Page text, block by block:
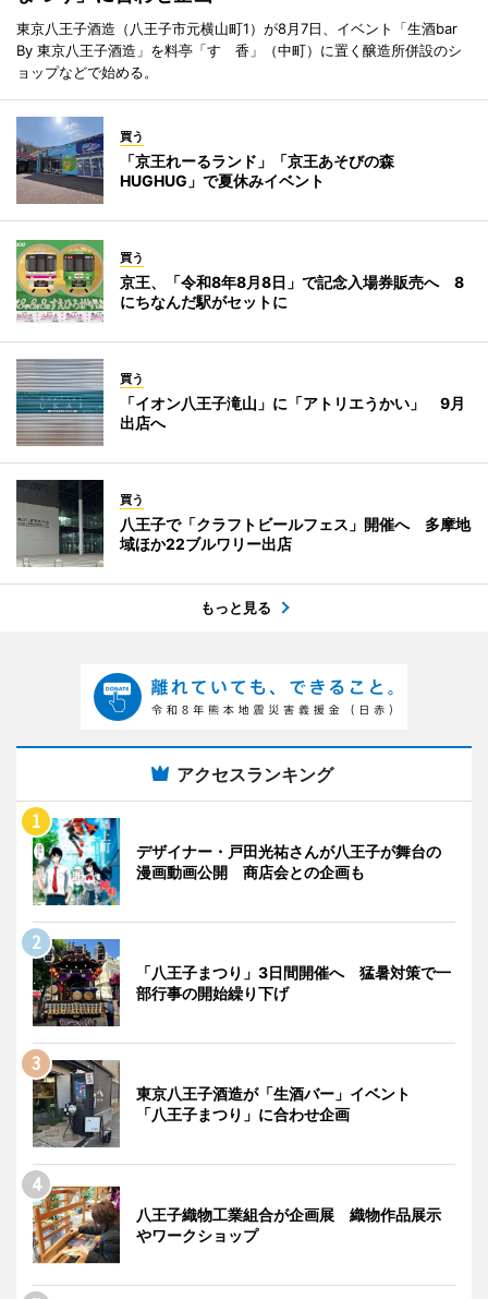
東京八王子酒造（八王子市元横山町1）が8月7日、イベント「生酒bar
By 東京八王子酒造」を料亭「すゞ香」（中町）に置く醸造所併設のシ
ョップなどで始める。
買う
「京王れーるランド」「京王あそびの森
HUGHUG」で夏休みイベント
買う
京王、「令和8年8月8日」で記念入場券販売へ 8
にちなんだ駅がセットに
買う
「イオン八王子滝山」に「アトリエうかい」 9月
出店へ
買う
八王子で「クラフトビールフェス」開催へ 多摩地
域ほか22ブルワリー出店
もっと見る
アクセスランキング
デザイナー・戸田光祐さんが八王子が舞台の
漫画動画公開 商店会との企画も
「八王子まつり」3日間開催へ 猛暑対策で一
部行事の開始繰り下げ
東京八王子酒造が「生酒バー」イベント
「八王子まつり」に合わせ企画
八王子織物工業組合が企画展 織物作品展示
やワークショップ